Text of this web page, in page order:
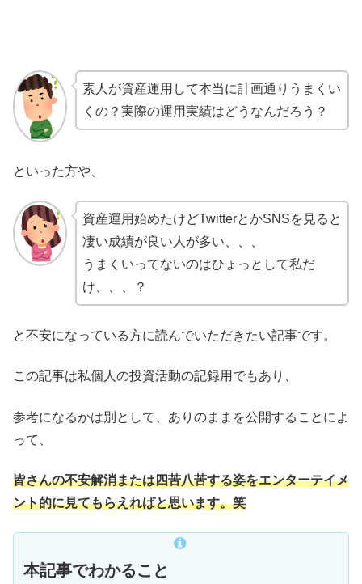
素人が資産運用して本当に計画通りうまくい
くの？実際の運用実績はどうなんだろう？
といった方や、
資産運用始めたけどTwitterとかSNSを見ると
凄い成績が良い人が多い、、、
うまくいってないのはひょっとして私だ
け、、、？
と不安になっている方に読んでいただきたい記事です。
この記事は私個人の投資活動の記録用でもあり、
参考になるかは別として、ありのままを公開することによ
って、
皆さんの不安解消または四苦八苦する姿をエンターテイメ
ント的に見てもらえればと思います。笑
本記事でわかること